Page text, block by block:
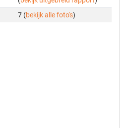
7 (bekijk alle foto's)